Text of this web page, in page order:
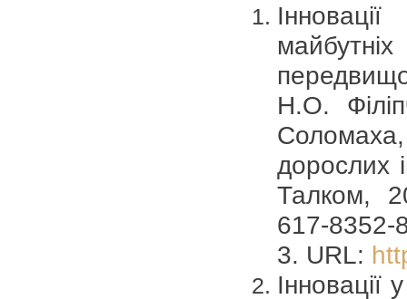
Н.О.
Соломаха,
дорослих
Талком,
617-8352-
3. URL:
Інновації